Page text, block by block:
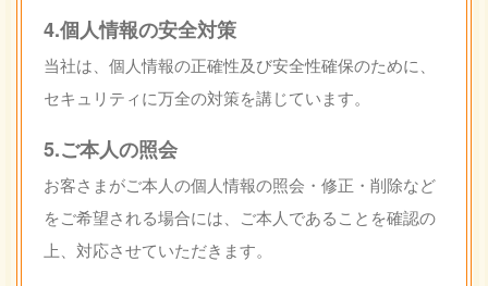
4.個人情報の安全対策
当社は、個人情報の正確性及び安全性確保のために、
セキュリティに万全の対策を講じています。
5.ご本人の照会
お客さまがご本人の個人情報の照会・修正・削除など
をご希望される場合には、ご本人であることを確認の
上、対応させていただきます。